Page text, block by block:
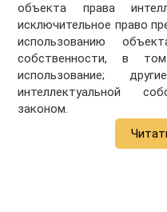
объекта права
исключительное право
использованию
собственности, в
использование;
интеллектуальной
законом.